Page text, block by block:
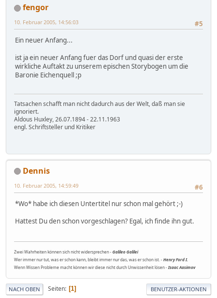
fengor
#5
10. Februar 2005, 14:56:03
Ein neuer Anfang...
ist ja ein neuer Anfang fuer das Dorf und quasi der erste
wirkliche Auftakt zu unserem epischen Storybogen um die
Baronie Eichenquell ;p
Tatsachen schafft man nicht dadurch aus der Welt, daß man sie
ignoriert.
Aldous Huxley, 26.07.1894 - 22.11.1963
engl. Schriftsteller und Kritiker
Dennis
#6
10. Februar 2005, 14:59:49
*Wo* habe ich diesen Untertitel nur schon mal gehört ;-)
Hattest Du den schon vorgeschlagen? Egal, ich finde ihn gut.
Zwei Wahrheiten können sich nicht widersprechen -Galileo Galilei
Wer immer nur tut, was er schon kann, bleibt immer nur das, was er schon ist. -Henry Ford I.
Wenn Wissen Probleme macht können wir diese nicht durch Unwissenheit lösen -Isaac Aasimov
NACH OBEN Seiten 1 BENUTZER-AKTIONEN